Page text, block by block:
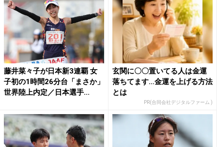
藤井菜々子が日本新3連覇 女
子初の1時間26分台「まさか」
世界陸上内定／日本選手...
玄関に〇〇置いてる人は金運
落ちてます…金運を上げる方法
とは
PR(合同会社デジタルファーム )